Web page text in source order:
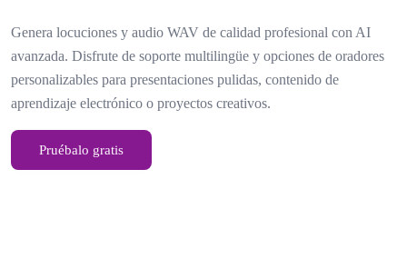
Genera locuciones y audio WAV de calidad profesional con AI
avanzada. Disfrute de soporte multilingüe y opciones de oradores
personalizables para presentaciones pulidas, contenido de
aprendizaje electrónico o proyectos creativos.
Pruébalo gratis